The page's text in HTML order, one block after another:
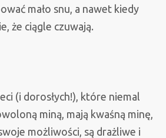
mało snu, a nawet kiedy
że ciągle czuwają.
(i dorosłych!), które niemal
miną, mają kwaśną minę,
możliwości, są drażliwe i